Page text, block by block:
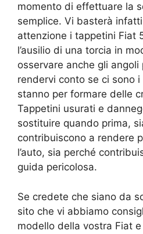
momento di effettuare la
semplice. Vi basterà
attenzione i tappetini Fiat
l’ausilio di una torcia in
osservare anche gli
rendervi conto se ci sono i
stanno per formare delle
Tappetini usurati e
sostituire quando prima,
contribuiscono a rendere
l’auto, sia perché
guida pericolosa.
Se credete che siano da
sito che vi abbiamo
modello della vostra Fiat